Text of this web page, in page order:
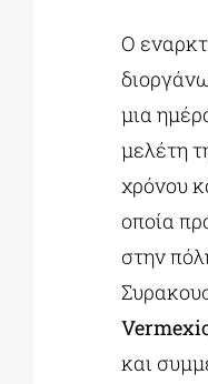
Ο
μια
μελέτη
χρόνου
οποία
στην
και